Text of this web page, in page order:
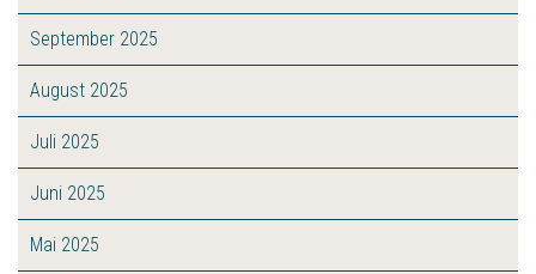
September 2025
August 2025
Juli 2025
Juni 2025
Mai 2025